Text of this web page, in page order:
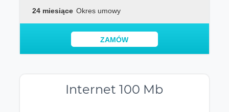
24 miesiące Okres umowy
ZAMÓW
Internet 100 Mb